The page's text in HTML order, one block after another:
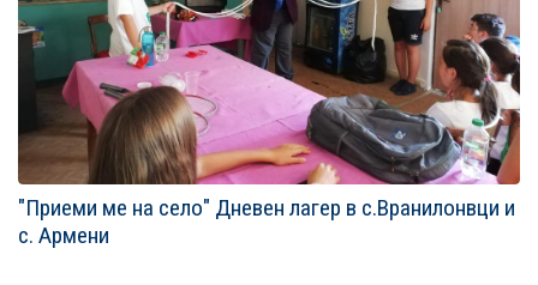
"Приеми ме на село" Дневен лагер в с.Вранилонвци и
с. Армени